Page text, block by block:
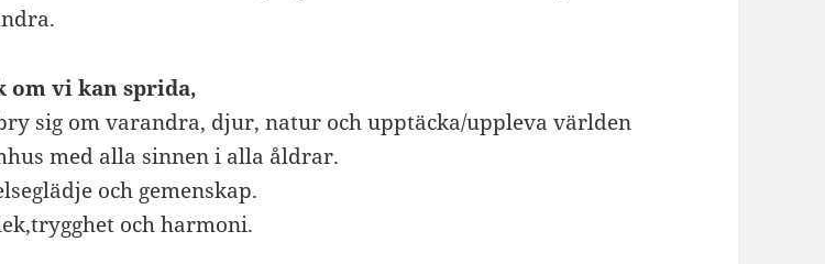
om vi kan sprida,
sig om varandra, djur, natur och upptäcka/uppleva världen
med alla sinnen i alla åldrar.
och gemenskap.
och harmoni.